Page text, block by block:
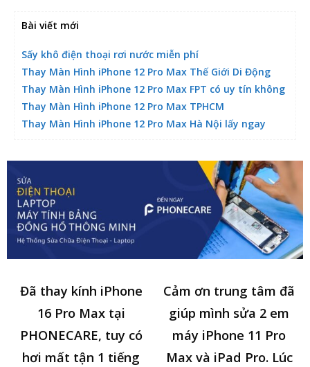
Bài viết mới
Sấy khô điện thoại rơi nước miễn phí
Thay Màn Hình iPhone 12 Pro Max Thế Giới Di Động
Thay Màn Hình iPhone 12 Pro Max FPT có uy tín không
Thay Màn Hình iPhone 12 Pro Max TPHCM
Thay Màn Hình iPhone 12 Pro Max Hà Nội lấy ngay
Đã thay kính iPhone
16 Pro Max tại
PHONECARE, tuy có
hơi mất tận 1 tiếng
Cảm ơn trung tâm đã
giúp mình sửa 2 em
máy iPhone 11 Pro
Max và iPad Pro. Lúc